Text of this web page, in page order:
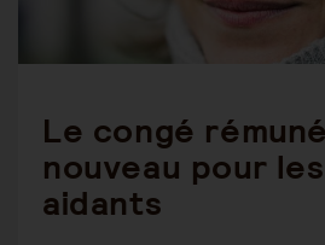
Le congé
nouveau pour
aidants